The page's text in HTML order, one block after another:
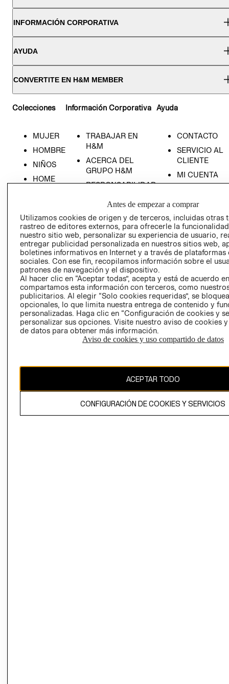
INFORMACIÓN CORPORATIVA
AYUDA
CONVERTITE EN H&M MEMBER
Colecciones
MUJER
HOMBRE
NIÑOS
HOME
Información Corporativa
TRABAJAR EN
H&M
ACERCA DEL
GRUPO H&M
RESPONSABILIDAD
PRENSA
RELACIÓN CON
INVERSIONISTAS
POLÍTICA
EMPRESARIAL
Ayuda
CONTACTO
SERVICIO AL
CLIENTE
MI CUENTA
- RETIRO EN
TIENDA
TÉRMINOS Y
CONDICIONES
PRIVACIDAD
GIFT CARD
AVISO DE
COOKIES
Uruguay ($U)
Antes de empezar a comprar
Utilizamos cookies de origen y de terceros, incluidas otras
rastreo de editores externos, para ofrecerle la
nuestro sitio web, personalizar su experiencia de usuario,
entregar publicidad personalizada en nuestros sitios web,
boletines informativos en Internet y a través de plataformas
sociales. Con ese fin, recopilamos información sobre el
patrones de navegación y el dispositivo.
Al hacer clic en “Aceptar todas”, acepta y está de acuerdo
compartamos esta información con terceros, como
publicitarios. Al elegir “Solo cookies requeridas”, se
opcionales, lo que limita nuestra entrega de contenido y
personalizadas. Haga clic en “Configuración de cookies y
personalizar sus opciones. Visite nuestro aviso de cookies
de datos para obtener más información.
Aviso de cookies y uso compartido de datos
ACEPTAR TODO
CONFIGURACIÓN DE COOKIES Y SERVICIOS